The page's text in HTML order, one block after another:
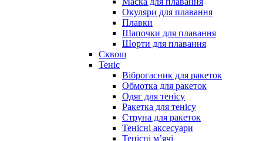
Окуляри для плавання
Плавки
Шапочки для плавання
Шорти для плавання
Сквош
Теніс
Віброгасник для ракеток
Обмотка для ракеток
Одяг для тенісу
Ракетка для тенісу
Струна для ракеток
Тенісні аксесуари
Тенісні мʼячі